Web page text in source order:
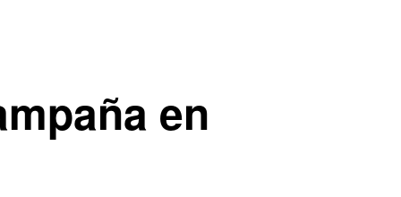
en